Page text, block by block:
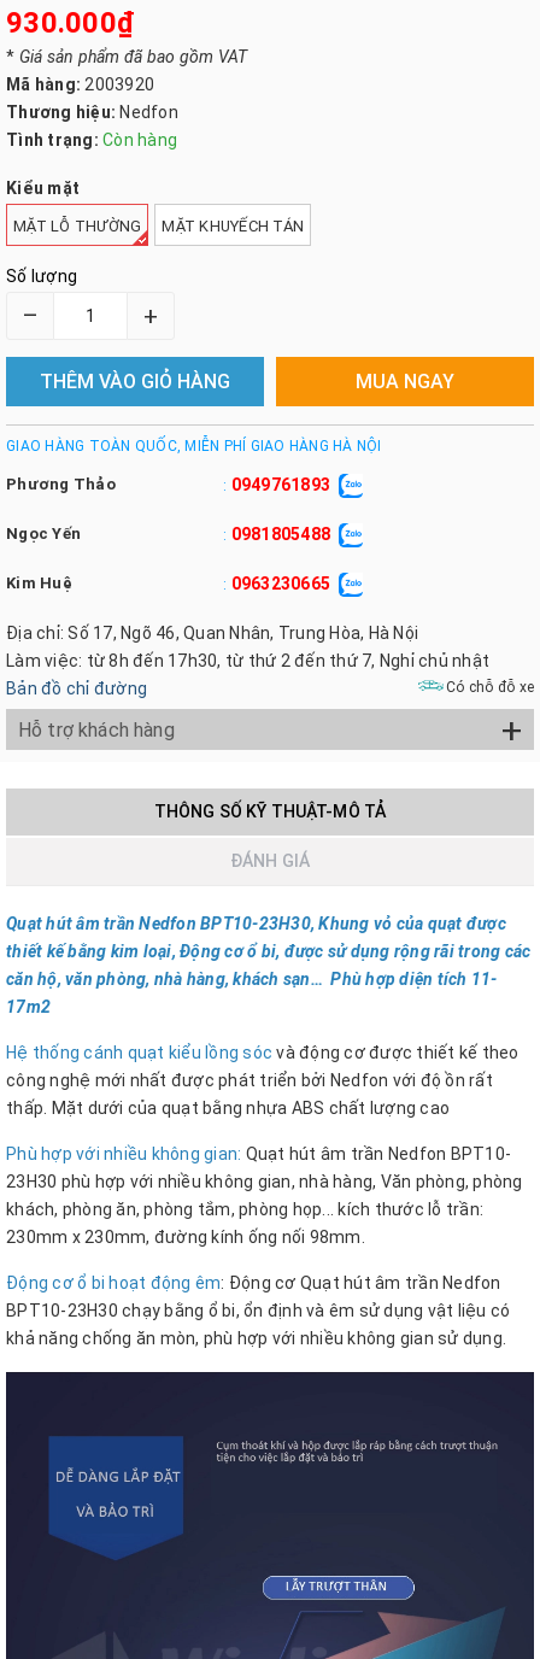
930.000₫
* Giá sản phẩm đã bao gồm VAT
Mã hàng: 2003920
Thương hiệu: Nedfon
Tình trạng: Còn hàng
Kiểu mặt
MẶT LỖ THƯỜNG MẶT KHUYẾCH TÁN
Số lượng
– +
THÊM VÀO GIỎ HÀNG MUA NGAY
GIAO HÀNG TOÀN QUỐC, MIỄN PHÍ GIAO HÀNG HÀ NỘI
Phương Thảo : 0949761893
Ngọc Yến : 0981805488
Kim Huệ : 0963230665
Địa chỉ: Số 17, Ngõ 46, Quan Nhân, Trung Hòa, Hà Nội
Làm việc: từ 8h đến 17h30, từ thứ 2 đến thứ 7, Nghỉ chủ nhật
Bản đồ chỉ đường
Có chỗ đỗ xe
Hỗ trợ khách hàng +
THÔNG SỐ KỸ THUẬT-MÔ TẢ
ĐÁNH GIÁ
Quạt hút âm trần Nedfon BPT10-23H30, Khung vỏ của quạt được
thiết kế bằng kim loại, Động cơ ổ bi, được sử dụng rộng rãi trong các
căn hộ, văn phòng, nhà hàng, khách sạn… Phù hợp diện tích 11-
17m2
Hệ thống cánh quạt kiểu lồng sóc và động cơ được thiết kế theo
công nghệ mới nhất được phát triển bởi Nedfon với độ ồn rất
thấp. Mặt dưới của quạt bằng nhựa ABS chất lượng cao
Phù hợp với nhiều không gian: Quạt hút âm trần Nedfon BPT10-
23H30 phù hợp với nhiều không gian, nhà hàng, Văn phòng, phòng
khách, phòng ăn, phòng tắm, phòng họp... kích thước lỗ trần:
230mm x 230mm, đường kính ống nối 98mm.
Động cơ ổ bi hoạt động êm: Động cơ Quạt hút âm trần Nedfon
BPT10-23H30 chạy bằng ổ bi, ổn định và êm sử dụng vật liệu có
khả năng chống ăn mòn, phù hợp với nhiều không gian sử dụng.